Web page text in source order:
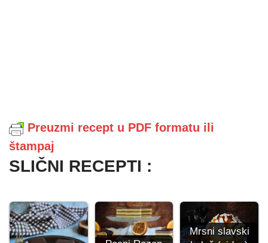
Preuzmi recept u PDF formatu ili
štampaj
SLIČNI RECEPTI :
Mrsni slavski